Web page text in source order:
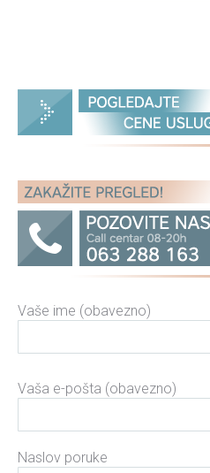
Vaše ime (obavezno)
Vaša e-pošta (obavezno)
Naslov poruke